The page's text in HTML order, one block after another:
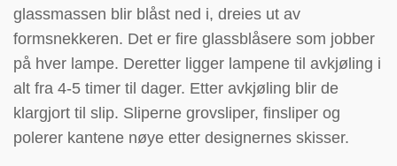
glassmassen blir blåst ned i, dreies ut av
formsnekkeren. Det er fire glassblåsere som jobber
på hver lampe. Deretter ligger lampene til avkjøling i
alt fra 4-5 timer til dager. Etter avkjøling blir de
klargjort til slip. Sliperne grovsliper, finsliper og
polerer kantene nøye etter designernes skisser.